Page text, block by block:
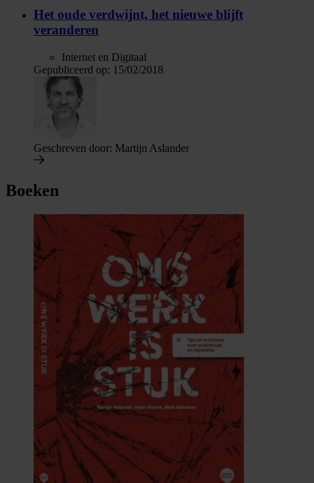
Het oude verdwijnt, het nieuwe blijft
veranderen
Internet en Digitaal
Gepubliceerd op: 15/02/2018
Geschreven door: Martijn Aslander
Boeken